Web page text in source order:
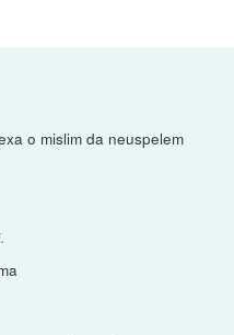
o mislim da neuspelem